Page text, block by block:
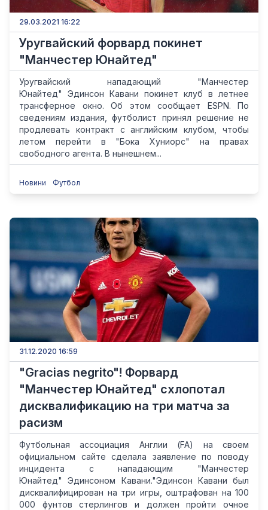
29.03.2021 16:22
Уругвайский форвард покинет
"Манчестер Юнайтед"
Уругвайский нападающий "Манчестер
Юнайтед" Эдинсон Кавани покинет клуб в летнее
трансферное окно. Об этом сообщает ESPN. По
сведениям издания, футболист принял решение не
продлевать контракт с английским клубом, чтобы
летом перейти в "Бока Хуниорс" на правах
свободного агента. В нынешнем...
Новини Футбол
31.12.2020 16:59
"Gracias negrito"! Форвард
"Манчестер Юнайтед" схлопотал
дисквалификацию на три матча за
расизм
Футбольная ассоциация Англии (FA) на своем
официальном сайте сделала заявление по поводу
инцидента с нападающим "Манчестер
Юнайтед" Эдинсоном Кавани."Эдинсон Кавани был
дисквалифицирован на три игры, оштрафован на 100
000 фунтов стерлингов и должен пройти очное